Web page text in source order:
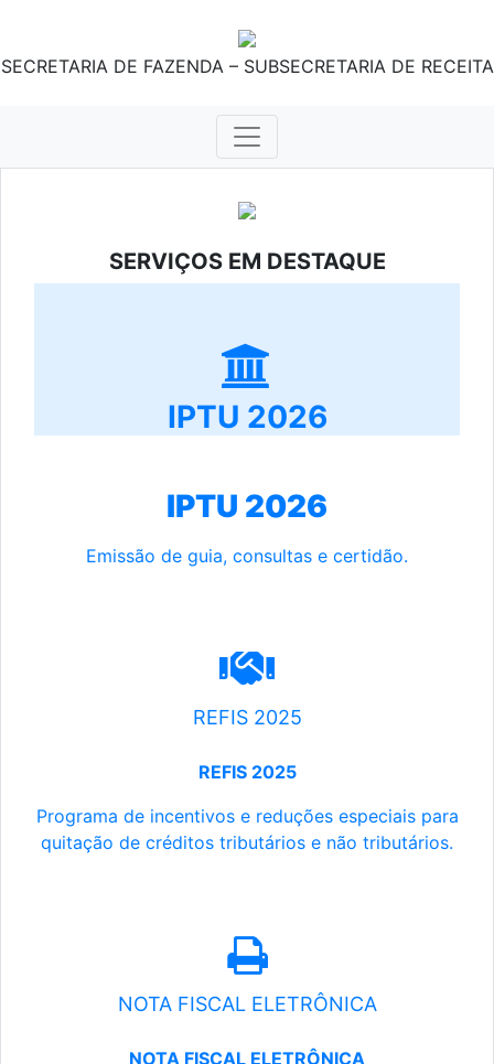
SECRETARIA DE FAZENDA – SUBSECRETARIA DE RECEITA
SERVIÇOS EM DESTAQUE
IPTU 2026
IPTU 2026
Emissão de guia, consultas e certidão.
REFIS 2025
REFIS 2025
Programa de incentivos e reduções especiais para
quitação de créditos tributários e não tributários.
NOTA FISCAL ELETRÔNICA
NOTA FISCAL ELETRÔNICA